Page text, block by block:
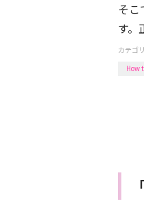
そ
す。
カテゴ
How